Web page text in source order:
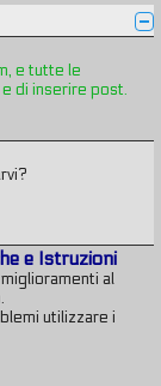
e tutte le
di inserire post.
e Istruzioni
al
utilizzare i